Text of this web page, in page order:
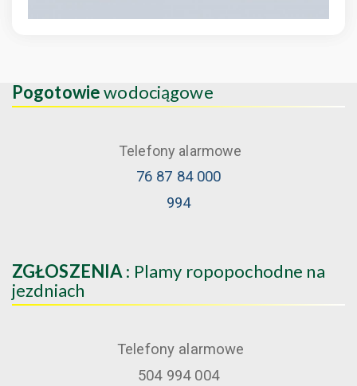
Pogotowiewodociągowe
Telefony alarmowe
76 87 84 000
994
ZGŁOSZENIA : Plamy ropopochodne na
jezdniach
Telefony alarmowe
504 994 004